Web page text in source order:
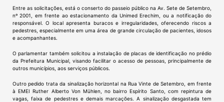
Entre as solicitações, está o conserto do passeio público na Av. Sete de Setembro,
nº 2001, em frente ao estacionamento da Unimed Erechim, ou a notificação do
responsável. O local apresenta buracos e irregularidades, oferecendo riscos a
pedestres, especialmente em uma área de grande circulação de pacientes, idosos
e acompanhantes.
O parlamentar também solicitou a instalação de placas de identificação no prédio
da Prefeitura Municipal, visando facilitar o acesso de pessoas, principalmente de
outros municípios, aos serviços públicos.
Outro pedido trata da sinalização horizontal na Rua Vinte de Setembro, em frente
à EMEI Ruther Alberto Von Mühlen, no bairro Espírito Santo, com repintura de
vagas, faixa de pedestres e demais marcações. A sinalização desgastada tem